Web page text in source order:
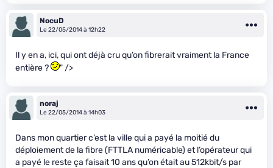
NocuD
Le 22/05/2014 à 12h22
Il y en a, ici, qui ont déjà cru qu’on fibrerait vraiment la France
entière ?
" />
noraj
Le 22/05/2014 à 14h03
Dans mon quartier c’est la ville qui a payé la moitié du
déploiement de la fibre (FTTLA numéricable) et l’opérateur qui
a payé le reste ça faisait 10 ans qu’on était au 512kbit/s par